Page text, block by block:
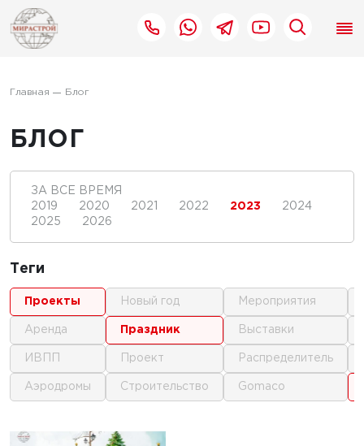
Главная Блог
БЛОГ
ЗА ВСЕ ВРЕМЯ
2019
2020 2021 2022 2023
2024
2025
2026
Теги
проекты
аренда
ИВПП
аэродромы
новый год
праздник
проект
строительство
мероприятия
выставки
распределитель
gomaco